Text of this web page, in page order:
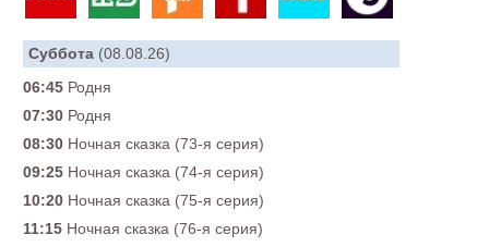
Суббота (08.08.26)
06:45 Родня
07:30 Родня
08:30 Ночная сказка (73-я серия)
09:25 Ночная сказка (74-я серия)
10:20 Ночная сказка (75-я серия)
11:15 Ночная сказка (76-я серия)